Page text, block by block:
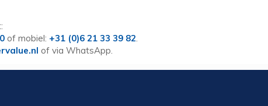
of mobiel: +31 (0)6 21 33 39 82.
of via WhatsApp.